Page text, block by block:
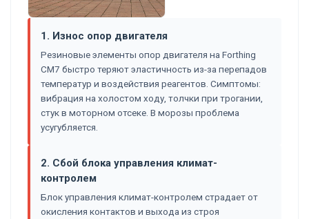
1. Износ опор двигателя
Резиновые элементы опор двигателя на Forthing
CM7 быстро теряют эластичность из-за перепадов
температур и воздействия реагентов. Симптомы:
вибрация на холостом ходу, толчки при трогании,
стук в моторном отсеке. В морозы проблема
усугубляется.
2. Сбой блока управления климат-
контролем
Блок управления климат-контролем страдает от
окисления контактов и выхода из строя